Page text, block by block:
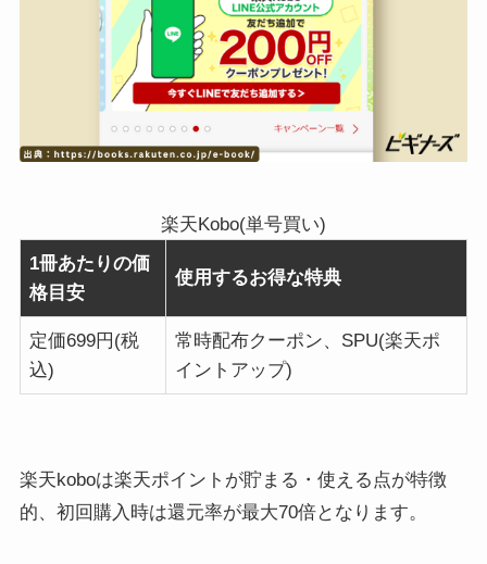
楽天Kobo(単号買い)
1冊あたりの価
格目安
使用するお得な特典
定価699円(税
込)
常時配布クーポン、SPU(楽天ポ
イントアップ)
楽天koboは楽天ポイントが貯まる・使える点が特徴
的、初回購入時は還元率が最大70倍となります。